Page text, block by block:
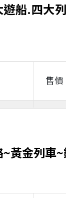
船.四大
售價
黃金列車